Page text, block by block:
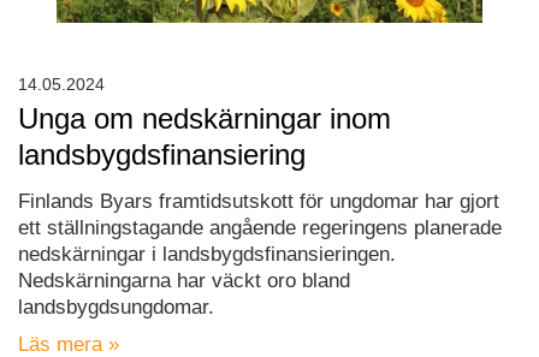
Unga om nedskärningar inom
landsbygdsfinansiering
Finlands Byars framtidsutskott för ungdomar har gjort
ett ställningstagande angående regeringens planerade
nedskärningar i landsbygdsfinansieringen.
Nedskärningarna har väckt oro bland
landsbygdsungdomar.
Läs mera »
14.05.2024